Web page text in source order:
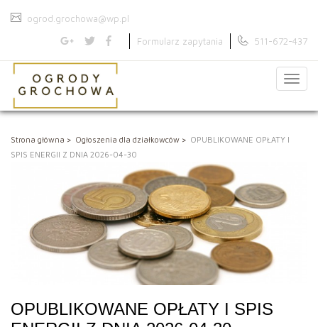
ogrod.grochowa@wp.pl
511-672-437
Formularz zapytania
Menu
Strona główna Ogłoszenia dla działkowców
OPUBLIKOWANE OPŁATY I
SPIS ENERGII Z DNIA 2026-04-30
OPUBLIKOWANE OPŁATY I SPIS